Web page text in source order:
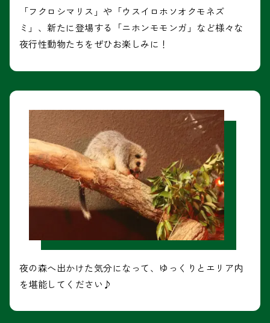
「フクロシマリス」や「ウスイロホソオクモネズ
ミ」、新たに登場する「ニホンモモンガ」など様々な
夜行性動物たちをぜひお楽しみに！
夜の森へ出かけた気分になって、ゆっくりとエリア内
を堪能してください♪